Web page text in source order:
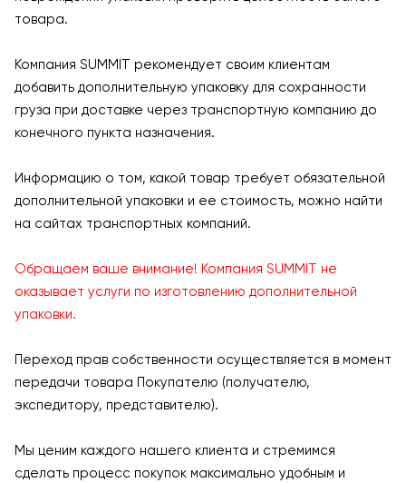
товара.
Компания SUMMIT рекомендует своим клиентам
добавить дополнительную упаковку для сохранности
груза при доставке через транспортную компанию до
конечного пункта назначения.
Информацию о том, какой товар требует обязательной
дополнительной упаковки и ее стоимость, можно найти
на сайтах транспортных компаний.
Обращаем ваше внимание! Компания SUMMIT не
оказывает услуги по изготовлению дополнительной
упаковки.
Переход прав собственности осуществляется в момент
передачи товара Покупателю (получателю,
экспедитору, представителю).
Мы ценим каждого нашего клиента и стремимся
сделать процесс покупок максимально удобным и